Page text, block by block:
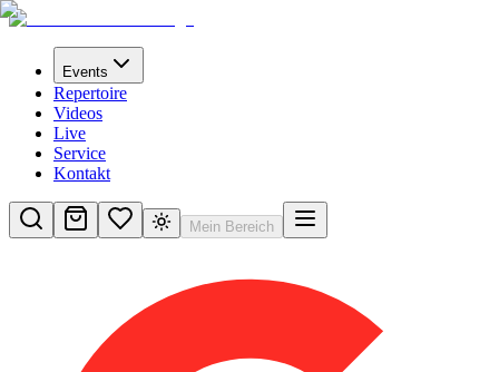
Events
Repertoire
Videos
Live
Service
Kontakt
Mein Bereich